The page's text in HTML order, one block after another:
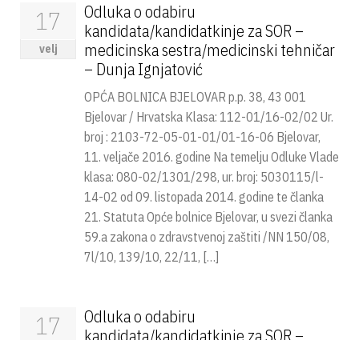
17
velj
Odluka o odabiru
kandidata/kandidatkinje za SOR –
medicinska sestra/medicinski tehničar
– Dunja Ignjatović
OPĆA BOLNICA BJELOVAR p.p. 38, 43 001
Bjelovar / Hrvatska Klasa: 112-01/16-02/02 Ur.
broj : 2103-72-05-01-01/01-16-06 Bjelovar,
11. veljače 2016. godine Na temelju Odluke Vlade
klasa: 080-02/1301/298, ur. broj: 5030115/l-
14-02 od 09. listopada 2014. godine te članka
21. Statuta Opće bolnice Bjelovar, u svezi članka
59.a zakona o zdravstvenoj zaštiti /NN 150/08,
7l/10, 139/10, 22/11, […]
17
Odluka o odabiru
kandidata/kandidatkinje za SOR –